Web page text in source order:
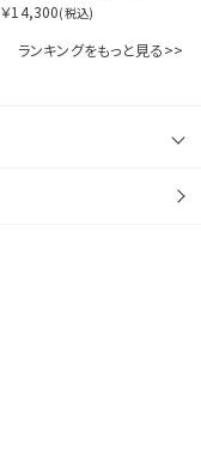
￥14,300(税込)
ランキングをもっと見る>>